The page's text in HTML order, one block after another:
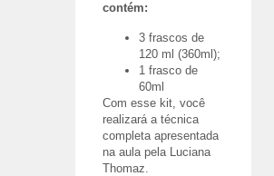
contém:
3 frascos de
120 ml (360ml);
1 frasco de
60ml
Com esse kit, você
realizará a técnica
completa apresentada
na aula pela Luciana
Thomaz.